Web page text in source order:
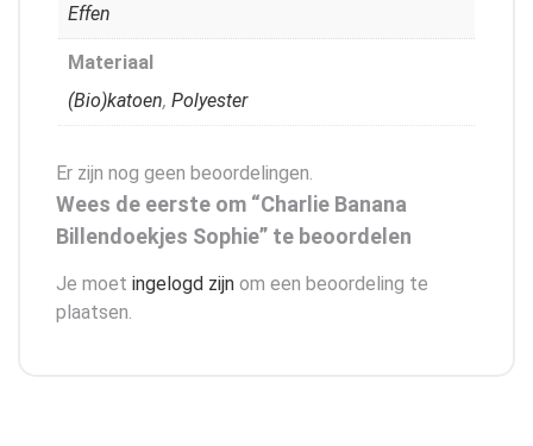
Effen
Materiaal
(Bio)katoen, Polyester
Er zijn nog geen beoordelingen.
Wees de eerste om “Charlie Banana
Billendoekjes Sophie” te beoordelen
Je moet ingelogd zijn om een beoordeling te
plaatsen.